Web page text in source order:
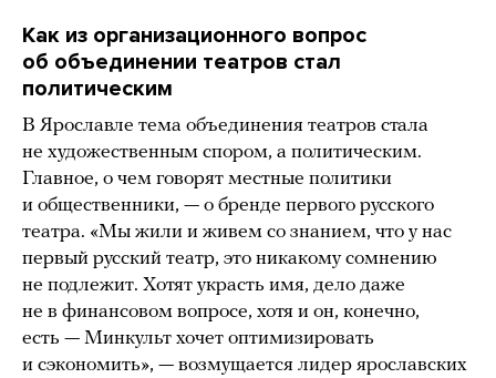
Как из организационного вопрос
об объединении театров стал
политическим
В Ярославле тема объединения театров стала
не художественным спором, а политическим.
Главное, о чем говорят местные политики
и общественники, — о бренде первого русского
театра. «Мы жили и живем со знанием, что у нас
первый русский театр, это никакому сомнению
не подлежит. Хотят украсть имя, дело даже
не в финансовом вопросе, хотя и он, конечно,
есть — Минкульт хочет оптимизировать
и сэкономить», — возмущается лидер ярославских